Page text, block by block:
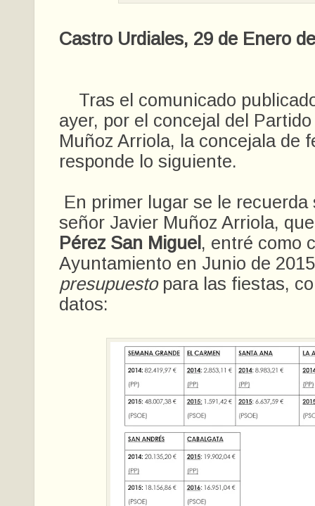
Castro Urdiales, 29 de Enero
Tras el comunicado
ayer, por el concejal del
Muñoz Arriola, la concejala de
responde lo siguiente.
En primer lugar se le recuerda
señor Javier Muñoz Arriola,
Pérez San Miguel , entré como
Ayuntamiento en Junio de
presupuestopara las fiestas,
datos: